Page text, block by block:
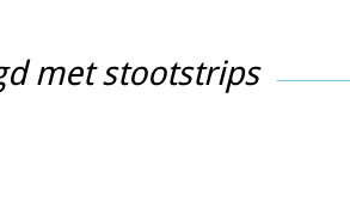
met stootstrips